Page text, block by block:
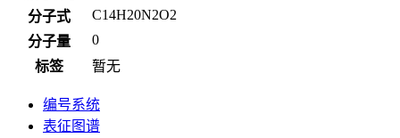
分子式
C14H20N2O2
分子量
0
标签
暂无
编号系统
表征图谱